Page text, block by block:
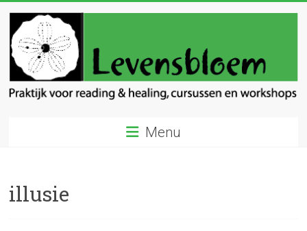
inhoud
Levensbloem
en
Menu
illusie